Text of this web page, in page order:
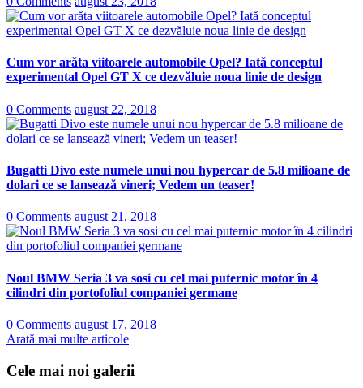
Cum vor arăta viitoarele automobile Opel? Iată conceptul
experimental Opel GT X ce dezvăluie noua linie de design
0 Comments august 22, 2018
Bugatti Divo este numele unui nou hypercar de 5.8 milioane de
dolari ce se lansează vineri; Vedem un teaser!
0 Comments august 21, 2018
Noul BMW Seria 3 va sosi cu cel mai puternic motor în 4
cilindri din portofoliul companiei germane
0 Comments august 17, 2018
Arată mai multe articole
Cele mai noi galerii